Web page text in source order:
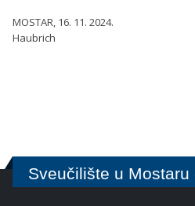
MOSTAR, 16. 11. 2024.
Haubrich
Sveučilište u